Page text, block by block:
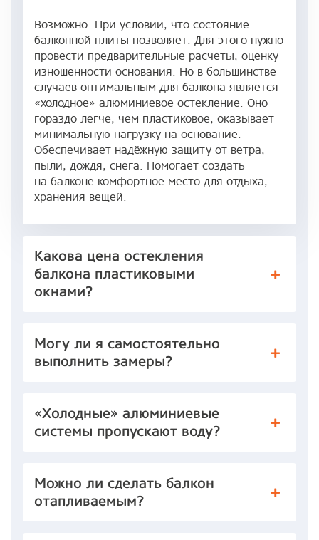
Возможно. При условии, что состояние
балконной плиты позволяет. Для этого нужно
провести предварительные расчеты, оценку
изношенности основания. Но в большинстве
случаев оптимальным для балкона является
«холодное» алюминиевое остекление. Оно
гораздо легче, чем пластиковое, оказывает
минимальную нагрузку на основание.
Обеспечивает надёжную защиту от ветра,
пыли, дождя, снега. Помогает создать
на балконе комфортное место для отдыха,
хранения вещей.
Какова цена остекления
балкона пластиковыми
окнами?
Могу ли я самостоятельно
выполнить замеры?
«Холодные» алюминиевые
системы пропускают воду?
Можно ли сделать балкон
отапливаемым?